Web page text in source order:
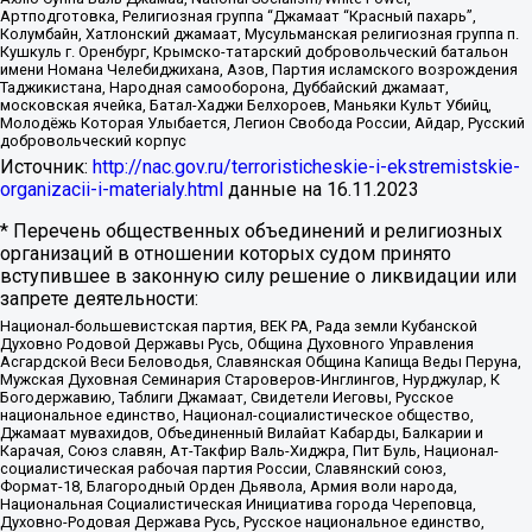
Артподготовка, Религиозная группа “Джамаат “Красный пахарь”,
Колумбайн, Хатлонский джамаат, Мусульманская религиозная группа п.
Кушкуль г. Оренбург, Крымско-татарский добровольческий батальон
имени Номана Челебиджихана, Азов, Партия исламского возрождения
Таджикистана, Народная самооборона, Дуббайский джамаат,
московская ячейка, Батал-Хаджи Белхороев, Маньяки Культ Убийц,
Молодёжь Которая Улыбается, Легион Свобода России, Айдар, Русский
добровольческий корпус
Источник: http://nac.gov.ru/terroristicheskie-i-ekstremistskie-
organizacii-i-materialy.html данные на 16.11.2023
* Перечень общественных объединений и религиозных
организаций в отношении которых судом принято
вступившее в законную силу решение о ликвидации или
запрете деятельности:
Национал-большевистская партия, ВЕК РА, Рада земли Кубанской
Духовно Родовой Державы Русь, Община Духовного Управления
Асгардской Веси Беловодья, Славянская Община Капища Веды Перуна,
Мужская Духовная Семинария Староверов-Инглингов, Нурджулар, К
Богодержавию, Таблиги Джамаат, Свидетели Иеговы, Русское
национальное единство, Национал-социалистическое общество,
Джамаат мувахидов, Объединенный Вилайат Кабарды, Балкарии и
Карачая, Союз славян, Ат-Такфир Валь-Хиджра, Пит Буль, Национал-
социалистическая рабочая партия России, Славянский союз,
Формат-18, Благородный Орден Дьявола, Армия воли народа,
Национальная Социалистическая Инициатива города Череповца,
Духовно-Родовая Держава Русь, Русское национальное единство,